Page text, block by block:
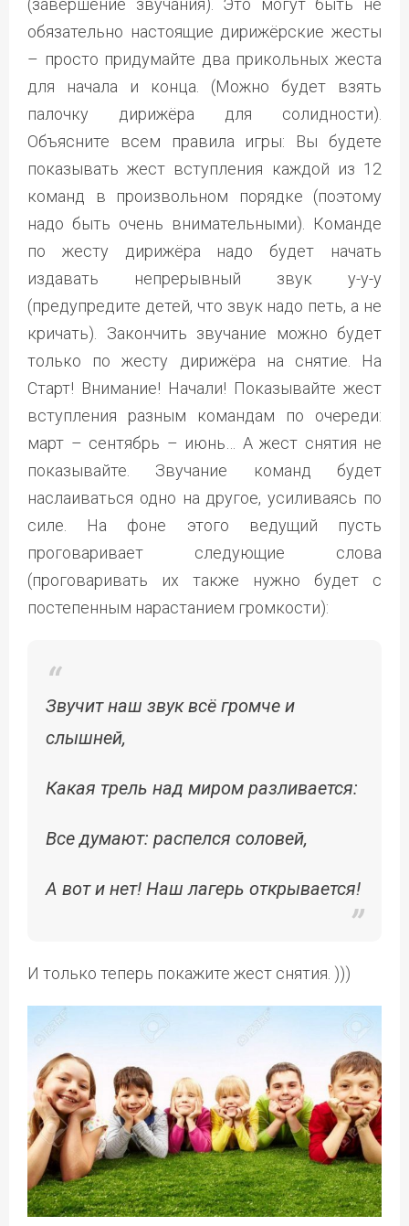
(завершение звучания). Это могут быть не
обязательно настоящие дирижёрские жесты
– просто придумайте два прикольных жеста
для начала и конца. (Можно будет взять
палочку дирижёра для солидности).
Объясните всем правила игры: Вы будете
показывать жест вступления каждой из 12
команд в произвольном порядке (поэтому
надо быть очень внимательными). Команде
по жесту дирижёра надо будет начать
издавать непрерывный звук у-у-у
(предупредите детей, что звук надо петь, а не
кричать). Закончить звучание можно будет
только по жесту дирижёра на снятие. На
Старт! Внимание! Начали! Показывайте жест
вступления разным командам по очереди:
март – сентябрь – июнь… А жест снятия не
показывайте. Звучание команд будет
наслаиваться одно на другое, усиливаясь по
силе. На фоне этого ведущий пусть
проговаривает следующие слова
(проговаривать их также нужно будет с
постепенным нарастанием громкости):
Звучит наш звук всё громче и
слышней,
Какая трель над миром разливается:
Все думают: распелся соловей,
А вот и нет! Наш лагерь открывается!
И только теперь покажите жест снятия. )))